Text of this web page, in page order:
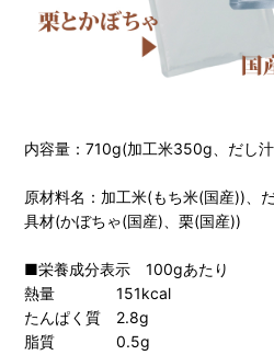
内容量：710g(加工米350g、だし
原材料名：加工米(もち米(国産))、
具材(かぼちゃ(国産)、栗(国産))
■栄養成分表示 100gあたり
熱量 151kcal
たんぱく質 2.8g
脂質 0.5g